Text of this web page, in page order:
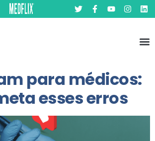
para médicos:
esses erros